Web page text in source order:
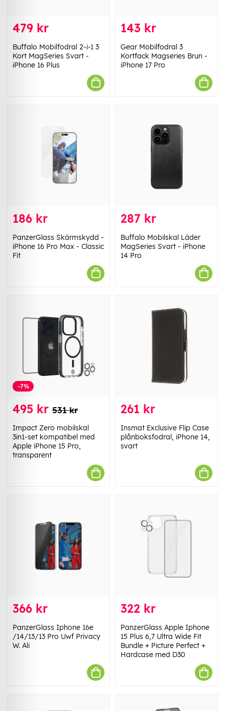
479 kr
Buffalo Mobilfodral 2-i-1 3
Kort MagSeries Svart -
iPhone 16 Plus
143 kr
Gear Mobilfodral 3
Kortfack Magseries Brun -
iPhone 17 Pro
186 kr
PanzerGlass Skärmskydd -
iPhone 16 Pro Max - Classic
Fit
287 kr
Buffalo Mobilskal Läder
MagSeries Svart - iPhone
14 Pro
-7%
495 kr 531 kr
Impact Zero mobilskal
3in1-set kompatibel med
Apple iPhone 15 Pro,
transparent
261 kr
Insmat Exclusive Flip Case
plånboksfodral, iPhone 14,
svart
366 kr
PanzerGlass Iphone 16e
/14/13/13 Pro Uwf Privacy
W. Ali
322 kr
PanzerGlass Apple Iphone
15 Plus 6,7 Ultra Wide Fit
Bundle + Picture Perfect +
Hardcase med D30